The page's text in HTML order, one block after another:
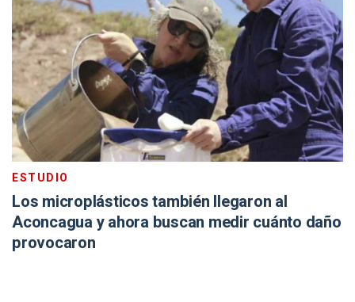
ESTUDIO
Los microplásticos también llegaron al
Aconcagua y ahora buscan medir cuánto daño
provocaron